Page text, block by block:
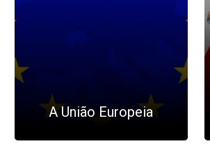
A União Europeia